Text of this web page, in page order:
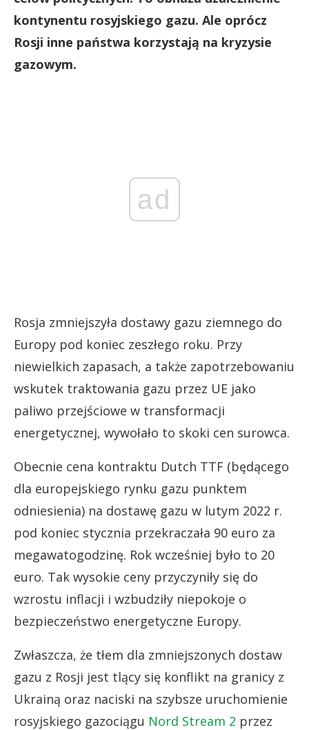
kontynentu rosyjskiego gazu. Ale oprócz
Rosji inne państwa korzystają na kryzysie
gazowym.
ad
Rosja zmniejszyła dostawy gazu ziemnego do
Europy pod koniec zeszłego roku. Przy
niewielkich zapasach, a także zapotrzebowaniu
wskutek traktowania gazu przez UE jako
paliwo przejściowe w transformacji
energetycznej, wywołało to skoki cen surowca.
Obecnie cena kontraktu Dutch TTF (będącego
dla europejskiego rynku gazu punktem
odniesienia) na dostawę gazu w lutym 2022 r.
pod koniec stycznia przekraczała 90 euro za
megawatogodzinę. Rok wcześniej było to 20
euro. Tak wysokie ceny przyczyniły się do
wzrostu inflacji i wzbudziły niepokoje o
bezpieczeństwo energetyczne Europy.
Zwłaszcza, że tłem dla zmniejszonych dostaw
gazu z Rosji jest tlący się konflikt na granicy z
Ukrainą oraz naciski na szybsze uruchomienie
rosyjskiego gazociągu Nord Stream 2 przez